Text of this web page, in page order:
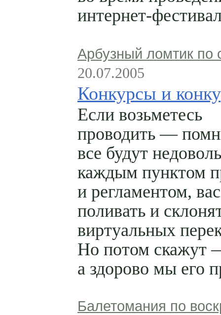
интернет-
Арбузный ломтик по
20.07.2005
Конкурсы и
Если возьметесь
проводить —
все будут
каждым пунктом
и регламентом,
поливать и
виртуальных
Но потом скажут
а здорово мы его
Балетомания по